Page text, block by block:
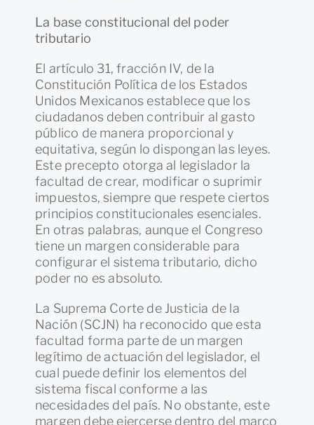
La base constitucional del poder
tributario
El artículo 31, fracción IV, de la
Constitución Política de los Estados
Unidos Mexicanos establece que los
ciudadanos deben contribuir al gasto
público de manera proporcional y
equitativa, según lo dispongan las leyes.
Este precepto otorga al legislador la
facultad de crear, modificar o suprimir
impuestos, siempre que respete ciertos
principios constitucionales esenciales.
En otras palabras, aunque el Congreso
tiene un margen considerable para
configurar el sistema tributario, dicho
poder no es absoluto.
La Suprema Corte de Justicia de la
Nación (SCJN) ha reconocido que esta
facultad forma parte de un margen
legítimo de actuación del legislador, el
cual puede definir los elementos del
sistema fiscal conforme a las
necesidades del país. No obstante, este
margen debe ejercerse dentro del marco